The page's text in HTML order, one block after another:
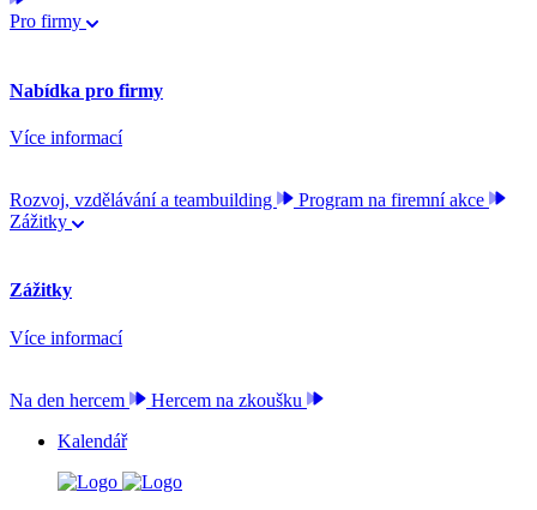
Pro firmy
Nabídka pro firmy
Více informací
Rozvoj, vzdělávání a teambuilding
Program na firemní akce
Zážitky
Zážitky
Více informací
Na den hercem
Hercem na zkoušku
Kalendář